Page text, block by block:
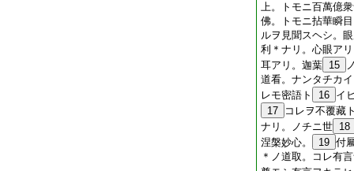
上。トモニ百萬億
佛。トモニ拈華瞬
ルヲ見聞スヘシ。
利＊ナリ。心眼ア
耳アリ。迦葉 15
道看。ナンタチカ
レモ密語ト
16 イ
17
コレヲ不覆藏
ナリ。ノチニ世 18
涅槃妙心。
19 付
＊ノ道取。コレ有